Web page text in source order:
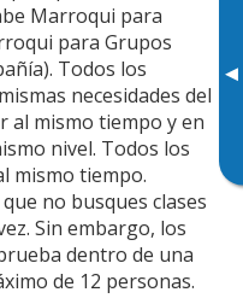
▸
Marroqui para
para Grupos
Todos los
necesidades del
al mismo tiempo y en
nivel. Todos los
mismo tiempo.
no busques clases
Sin embargo, los
dentro de una
de 12 personas.